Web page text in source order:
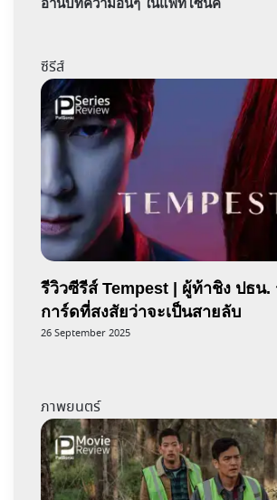
อ่านบทความอื่นๆ ในแพทโซนิค
ซีรีส์
รีวิวซีรีส์ Tempest | ผู้ท้าชิง ปธน.
การ์ดที่สงสัยว่าจะเป็นสายลับ
26 September 2025
ภาพยนตร์